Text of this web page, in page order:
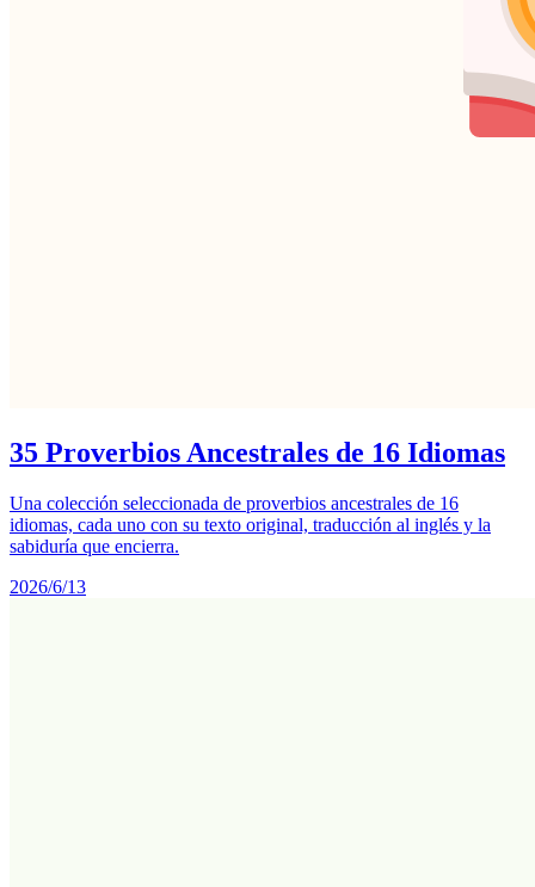
35 Proverbios Ancestrales de 16 Idiomas
Una colección seleccionada de proverbios ancestrales de 16
idiomas, cada uno con su texto original, traducción al inglés y la
sabiduría que encierra.
2026/6/13